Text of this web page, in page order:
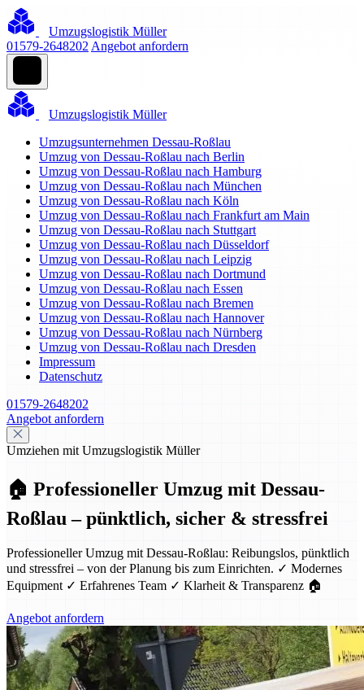
Umzugslogistik Müller
01579-2648202 Angebot anfordern
Umzugslogistik Müller
Umzugsunternehmen Dessau-Roßlau
Umzug von Dessau-Roßlau nach Berlin
Umzug von Dessau-Roßlau nach Hamburg
Umzug von Dessau-Roßlau nach München
Umzug von Dessau-Roßlau nach Köln
Umzug von Dessau-Roßlau nach Frankfurt am Main
Umzug von Dessau-Roßlau nach Stuttgart
Umzug von Dessau-Roßlau nach Düsseldorf
Umzug von Dessau-Roßlau nach Leipzig
Umzug von Dessau-Roßlau nach Dortmund
Umzug von Dessau-Roßlau nach Essen
Umzug von Dessau-Roßlau nach Bremen
Umzug von Dessau-Roßlau nach Hannover
Umzug von Dessau-Roßlau nach Nürnberg
Umzug von Dessau-Roßlau nach Dresden
Impressum
Datenschutz
01579-2648202
Angebot anfordern
Umziehen mit Umzugslogistik Müller
🏠 Professioneller Umzug mit Dessau-
Roßlau – pünktlich, sicher & stressfrei
Professioneller Umzug mit Dessau-Roßlau: Reibungslos, pünktlich
und stressfrei – von der Planung bis zum Einrichten. ✓ Modernes
Equipment ✓ Erfahrenes Team ✓ Klarheit & Transparenz 🏠
Angebot anfordern